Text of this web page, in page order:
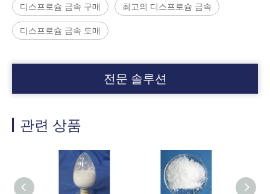
디스프로슘 금속 구매 최고의 디스프로슘 금속
디스프로슘 금속 도매
전문 솔루션
관련 상품